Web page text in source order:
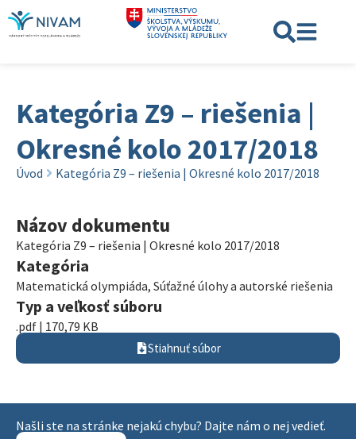
Kategória Z9 – riešenia |
Okresné kolo 2017/2018
Úvod Kategória Z9 – riešenia | Okresné kolo 2017/2018
Názov dokumentu
Kategória Z9 – riešenia | Okresné kolo 2017/2018
Kategória
Matematická olympiáda, Súťažné úlohy a autorské riešenia
Typ a veľkosť súboru
.pdf | 170,79 KB
Stiahnuť súbor
Našli ste na stránke nejakú chybu? Dajte nám o nej vedieť.